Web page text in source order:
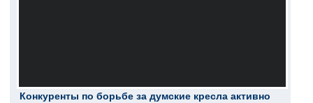
Конкуренты по борьбе за думские кресла активно